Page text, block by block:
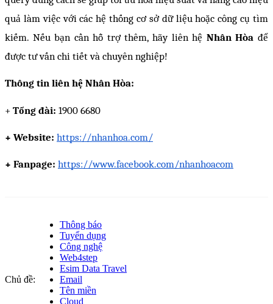
quả làm việc với các hệ thống cơ sở dữ liệu hoặc công cụ tìm
kiếm. Nếu bạn cần hỗ trợ thêm, hãy liên hệ Nhân Hòa để
được tư vấn chi tiết và chuyên nghiệp!
Thông tin liên hệ Nhân Hòa:
+ Tổng đài: 1900 6680
+ Website: https://nhanhoa.com/
+ Fanpage: https://www.facebook.com/nhanhoacom
Chủ đề:
Thông báo
Tuyển dụng
Công nghệ
Web4step
Esim Data Travel
Email
Tên miền
Cloud